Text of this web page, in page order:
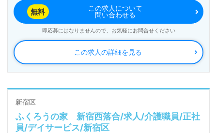
この求人の詳細を見る
無料
この求人について
問い合わせる
即応募にはなりませんので、お気軽にお問合せください
新宿区
ふくろうの家 新宿西落合/求人/介護職員/正社
員/デイサービス/新宿区